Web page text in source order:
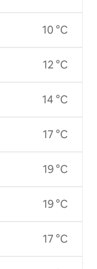
10 °C
12 °C
14 °C
17 °C
19 °C
19 °C
17 °C